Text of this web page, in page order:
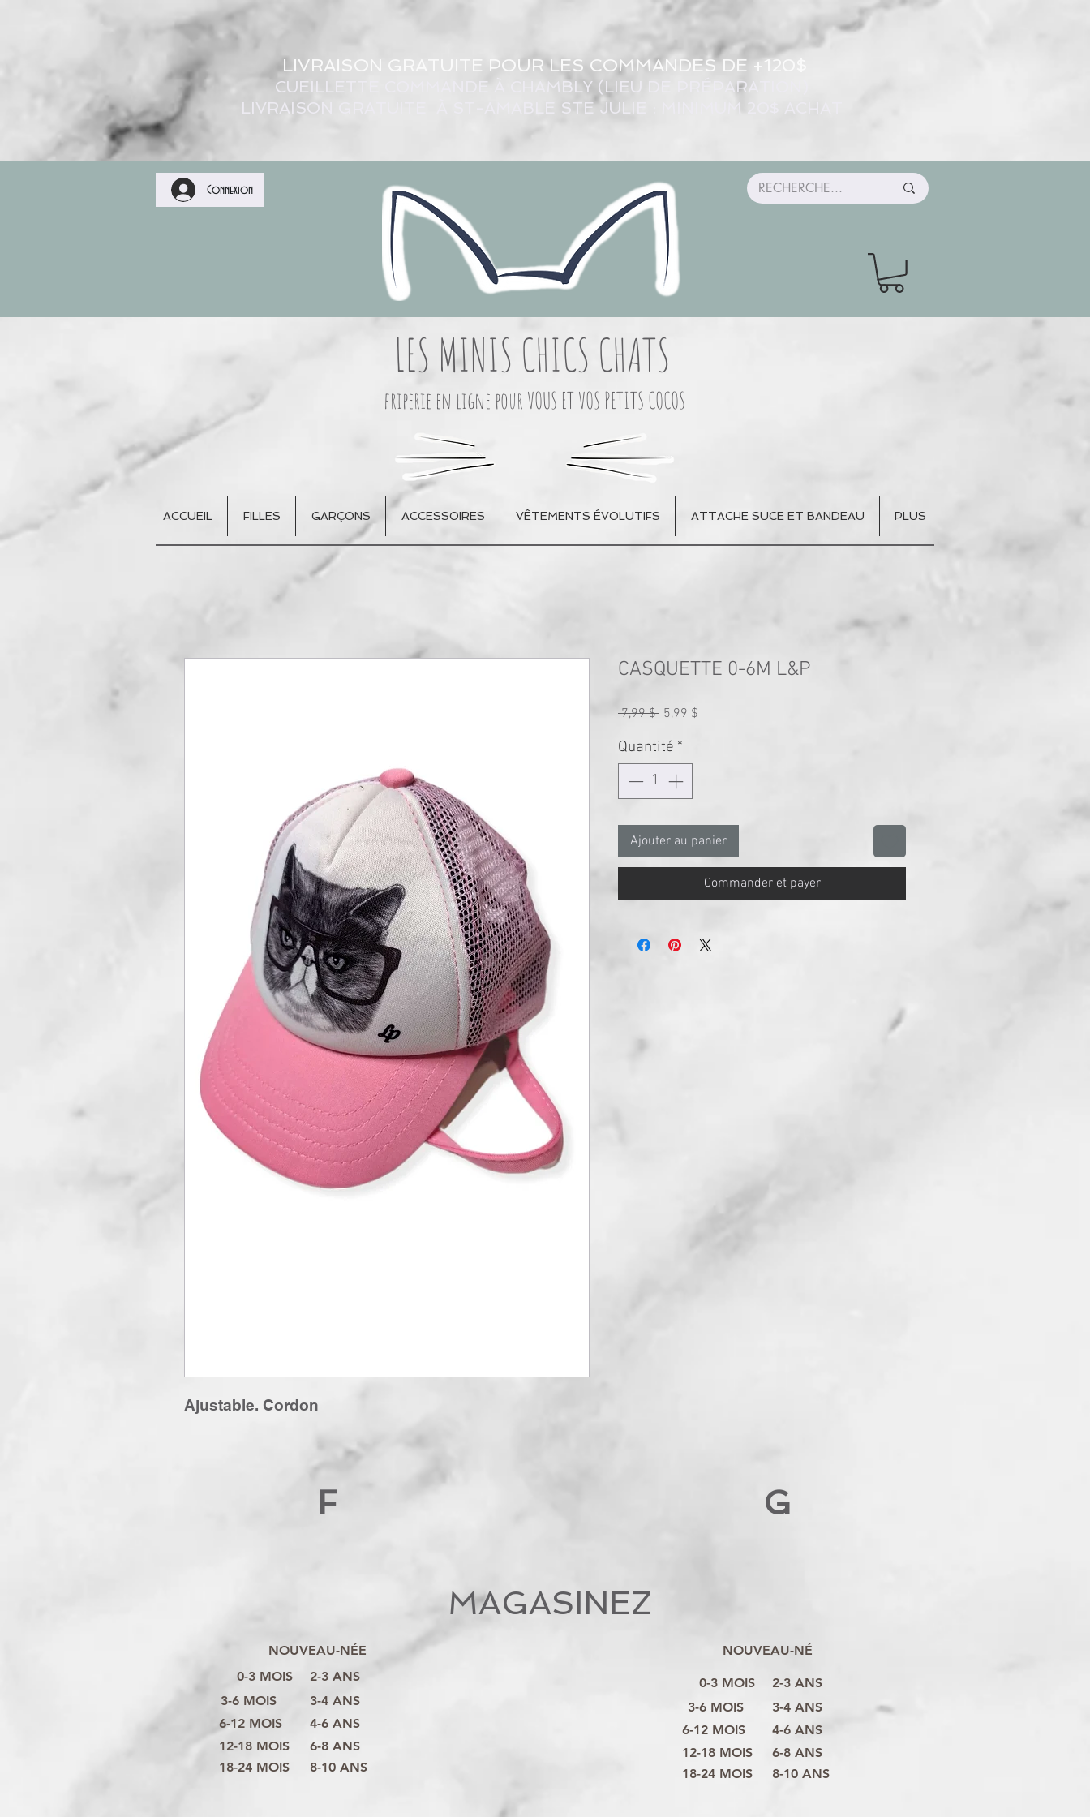
LIVRAISON GRATUITE POUR LES COMMANDES DE +120$
CUEILLETTE COMMANDE À CHAMBLY (LIEU DE PRÉPARATION)
LIVRAISON GRATUITE À ST-AMABLE STE JULIE : MINIMUM 20$ ACHAT
Connexion
LES MINIS CHICS CHATS
friperie en ligne pour VOUS ET VOS PETITS COCOS
ACCUEIL FILLES GARÇONS ACCESSOIRES VÊTEMENTS ÉVOLUTIFS ATTACHE SUCE ET BANDEAU PLUS
Ajustable. Cordon
CASQUETTE 0-6M L&P
7,99 $ Prix
5,99 $
Quantité *
Ajouter au panier
Commander et payer
F
8-10 ANS
6-8 ANS
4-6 ANS
3-4 ANS
2-3 ANS
NOUVEAU-NÉE
0-3 MOIS
6-12 MOIS
12-18 MOIS
18-24 MOIS
3-6 MOIS
MAGASINEZ
G
NOUVEAU-NÉ
0-3 MOIS
6-12 MOIS
12-18 MOIS
18-24 MOIS
3-6 MOIS
8-10 ANS
6-8 ANS
4-6 ANS
3-4 ANS
2-3 ANS